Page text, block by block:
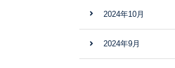
2024年10月
2024年9月